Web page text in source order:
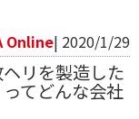
Online| 2020/1/29
リを製造した
ってどんな会社